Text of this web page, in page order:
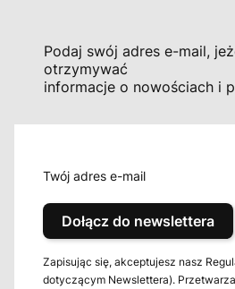
Podaj swój adres e-mail,
otrzymywać
informacje o nowościach i
Twój adres e-mail
Dołącz do newslettera
Zapisując się, akceptujesz nasz
dotyczącym Newslettera).